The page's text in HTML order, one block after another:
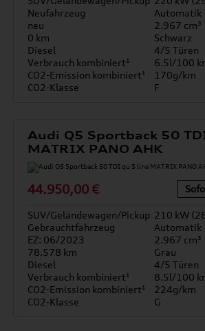
Neufahrzeug
Automatik
neu
2.967 cm³
0 km
Schwarz
Diesel
4/5 Türen
Verbrauch kombiniert¹
6.5l/100
CO2-Emission kombiniert¹
170g/km
CO2-Klasse
F
Audi Q5 Sportback 50
MATRIX PANO AHK
44.950,00 €
SUV/Geländewagen/Pickup 210 kW
Gebrauchtfahrzeug
Automatik
EZ: 06/2023
2.967 cm³
78.578 km
Grau
Diesel
4/5 Türen
Verbrauch kombiniert¹
8.5l/100
CO2-Emission kombiniert¹
224g/km
CO2-Klasse
G